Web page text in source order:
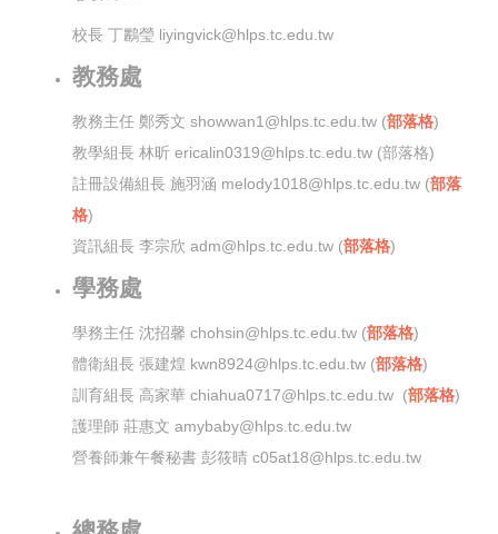
校長 丁鸝瑩 liyingvick@hlps.tc.edu.tw
教務處
教務主任 鄭秀文 showwan1@hlps.tc.edu.tw (部落格)
教學組長 林昕 ericalin0319@hlps.tc.edu.tw (部落格)
註冊設備組長 施羽涵 melody1018@hlps.tc.edu.tw (部落
格)
資訊組長 李宗欣 adm@hlps.tc.edu.tw (部落格)
學務處
學務主任 沈招馨 chohsin@hlps.tc.edu.tw (部落格)
體衛組長 張建煌 kwn8924@hlps.tc.edu.tw (部落格)
訓育組長 高家華 chiahua0717@hlps.tc.edu.tw (部落格)
護理師 莊惠文 amybaby@hlps.tc.edu.tw
營養師兼午餐秘書 彭筱晴 c05at18@hlps.tc.edu.tw